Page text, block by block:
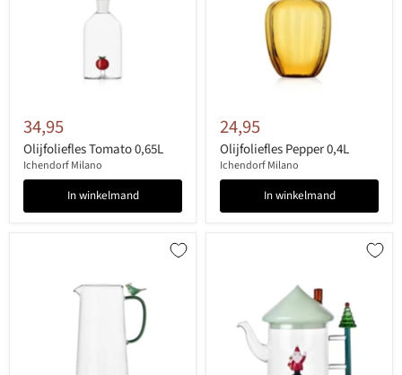
34,95
Olijfoliefles Tomato 0,65L
Ichendorf Milano
In winkelmand
24,95
Olijfoliefles Pepper 0,4L
Ichendorf Milano
In winkelmand